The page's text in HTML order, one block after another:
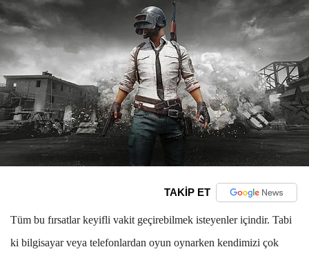
TAKİP ET
Tüm bu fırsatlar keyifli vakit geçirebilmek isteyenler içindir. Tabi
ki bilgisayar veya telefonlardan oyun oynarken kendimizi çok